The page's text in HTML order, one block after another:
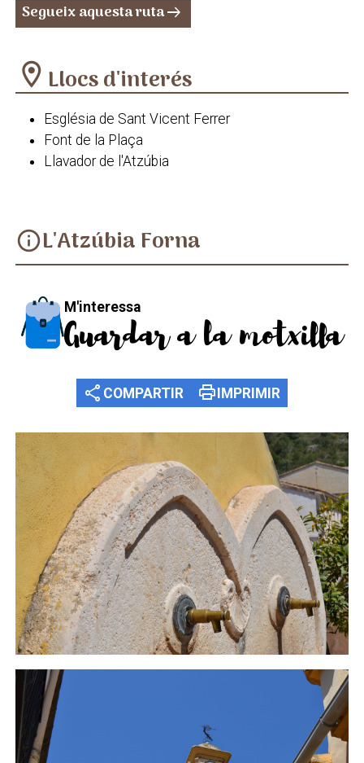
Segueix aquesta rutaarrow_right_alt
location_on Llocs d'interés
Església de Sant Vicent Ferrer
Font de la Plaça
Llavador de l'Atzúbia
infoL'Atzúbia Forna
M'interessa
Guardar a la motxilla
share COMPARTIR printIMPRIMIR